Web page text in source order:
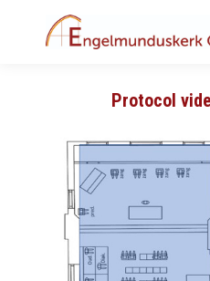
Protocol